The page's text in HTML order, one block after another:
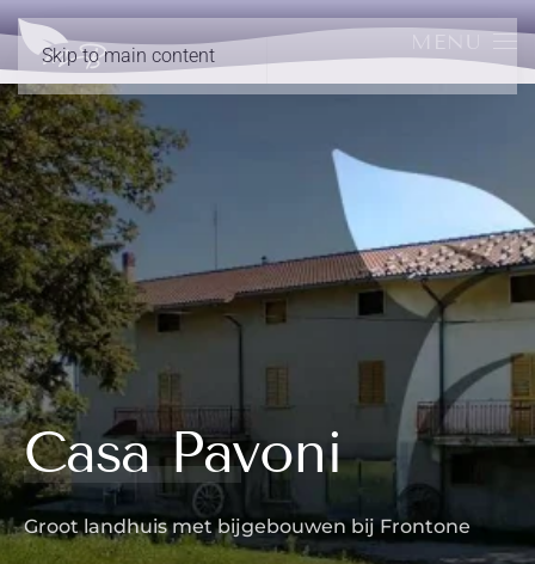
Skip to main content
Casa Pavoni
Groot landhuis met bijgebouwen bij Frontone